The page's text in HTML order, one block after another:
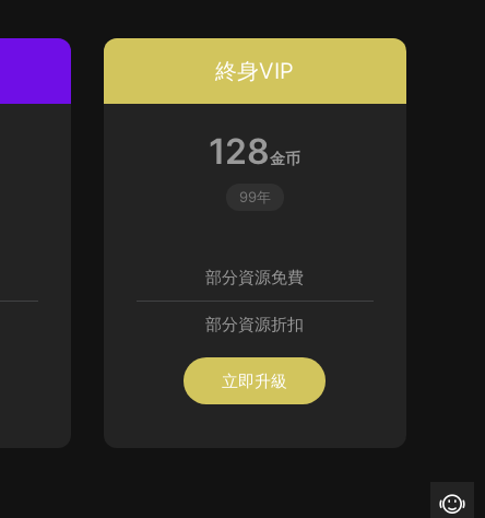
終身VIP
128金币
99年
部分資源免費
部分資源折扣
立即升級